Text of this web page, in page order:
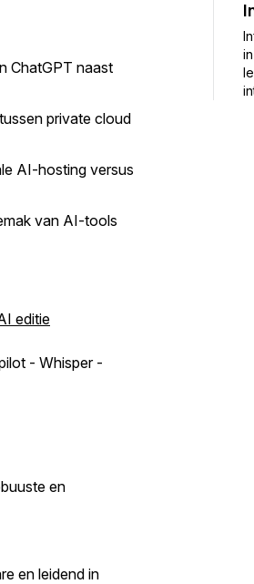
ChatGPT naast
private cloud
AI-hosting versus
van AI-tools
editie
- Whisper -
en
en leidend in